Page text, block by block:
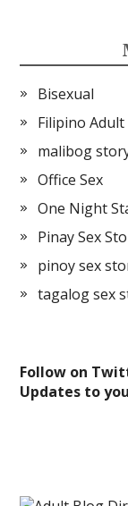
Bisexual
Filipino
malibog
Office Sex
One Night
Pinay Sex
pinoy sex
tagalog sex
Follow on
Updates to